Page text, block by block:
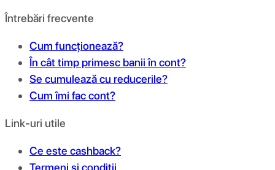
Întrebări frecvente
Cum funcționează?
În cât timp primesc banii în cont?
Se cumulează cu reducerile?
Cum îmi fac cont?
Link-uri utile
Ce este cashback?
Termeni și condiții